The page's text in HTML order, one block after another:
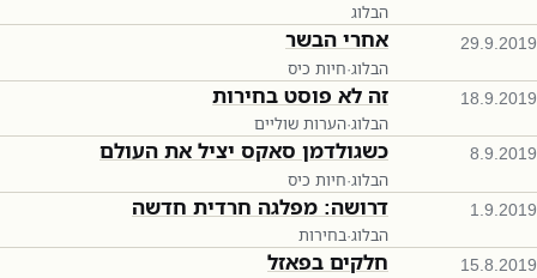
הבלוג
29.9.2019 אחרי הבשר
הבלוג·חיות כיס
18.9.2019 זה לא פוסט בחירות
הבלוג·הערות שוליים
8.9.2019 כשגולדמן סאקס יציל את העולם
הבלוג·חיות כיס
1.9.2019 דרושה: מפלגה חרדית חדשה
הבלוג·בחירות
15.8.2019 חלקים בפאזל